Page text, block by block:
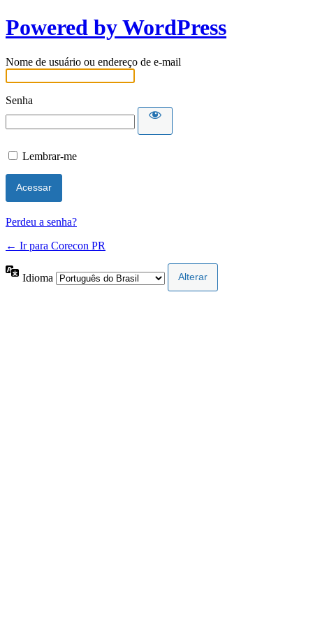
Powered by WordPress
Nome de usuário ou endereço de e-mail
Senha
Lembrar-me
Perdeu a senha?
← Ir para Corecon PR
Idioma